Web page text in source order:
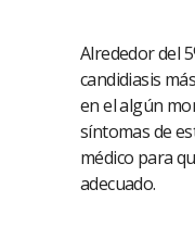
Alrededor del
candidiasis
en el algún
síntomas de
médico para
adecuado.